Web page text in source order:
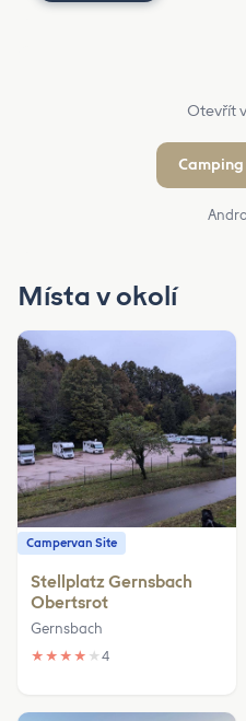
Otevřít
Místa v okolí
Campervan Site
Stellplatz Gernsbach
Obertsrot
Gernsbach
★ ★ ★ ★ ★ 4